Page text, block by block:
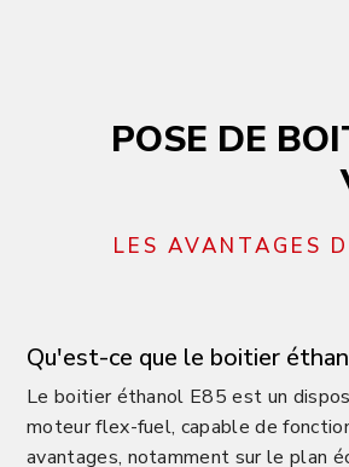
POSE DE
LES AVANTAGES
Qu'est-ce que le boitier
Le boitier éthanol E85 est un
moteur flex-fuel, capable de
avantages, notamment sur le plan